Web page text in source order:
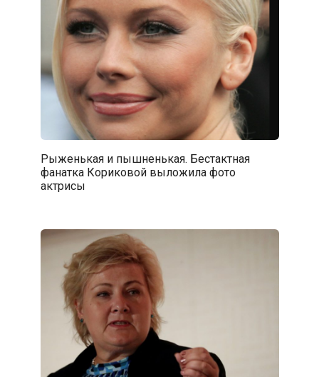
Рыженькая и пышненькая. Бестактная
фанатка Кориковой выложила фото
актрисы